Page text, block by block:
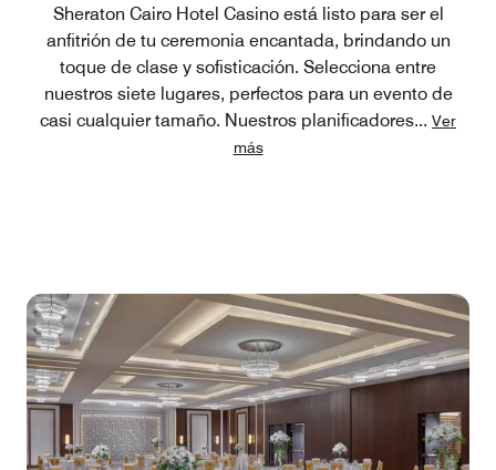
Sheraton Cairo Hotel Casino está listo para ser el
anfitrión de tu ceremonia encantada, brindando un
toque de clase y sofisticación. Selecciona entre
nuestros siete lugares, perfectos para un evento de
casi cualquier tamaño. Nuestros planificadores... Ver
más